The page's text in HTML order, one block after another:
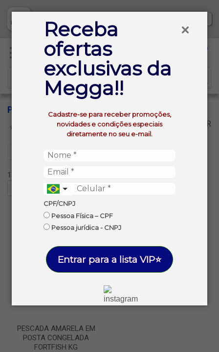
Receba
ofertas
exclusivas da
Megga!!
Cadastre-se para receber promoções,
novidades e condições especiais
diretamente no seu e-mail.
CPF/CNPJ
Pessoa Física – CPF
Pessoa jurídica - CNPJ
Entrar para a lista VIP⭐
PESCADA AMARELA
VOLTAR
PEIXE POSTA PESCADA AMARELA
1 produtos ordenados por:
PESCADA AMARELA EM
POSTA CONGELADA
FORTFISH KG